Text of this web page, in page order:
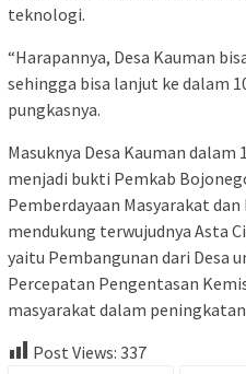
teknologi.
“Harapannya, Desa Kauman
sehingga bisa lanjut ke dalam
pungkasnya.
Masuknya Desa Kauman
menjadi bukti Pemkab
Pemberdayaan Masyarakat
mendukung terwujudnya Asta
yaitu Pembangunan dari Desa
Percepatan Pengentasan
masyarakat dalam
Post Views: 337